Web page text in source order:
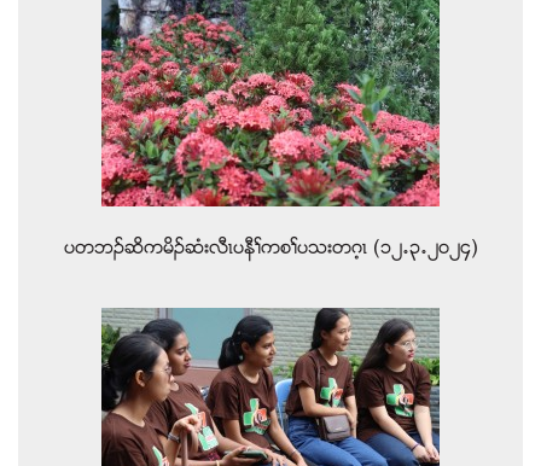
ပတဘဥဆိကမိဥဆံးလီၚပနီႈကစႈပသးတဂ့ၚ (၁၂’၃’၂၀၂၄)